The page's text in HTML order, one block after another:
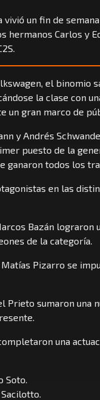
vivió un fin de
hermanos Carlos y
el binomio
la clase con
un gran marco de
y Andrés
puesto de la
ganaron todos los
en las
Bazán lograron
de la categoría.
Pizarro se
Prieto sumaron una
una
Soto.